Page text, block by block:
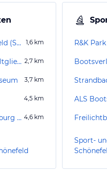
Flughafen Berlin-Schönefeld (SXF) 1,6 km
Landschaftspark Rudow-Altglienicke 2,7 km
3,7 km
4,5 km
Flughafen Berlin Brandenburg Willy Brandt (BER) 4,6 km
ALS
Sport-